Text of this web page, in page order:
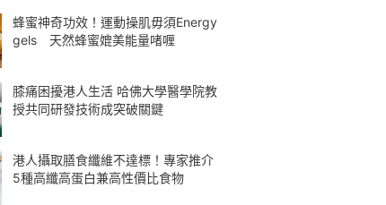
蜂蜜神奇功效！運動操肌毋須Energy
gels 天然蜂蜜媲美能量啫喱
膝痛困擾港人生活 哈佛大學醫學院教
授共同研發技術成突破關鍵
港人攝取膳食纖維不達標！專家推介
5種高纖高蛋白兼高性價比食物